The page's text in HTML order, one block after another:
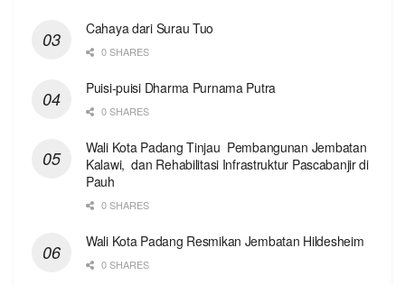
Cahaya dari Surau Tuo
0 SHARES
Puisi-puisi Dharma Purnama Putra
0 SHARES
Wali Kota Padang Tinjau Pembangunan Jembatan
Kalawi, dan Rehabilitasi Infrastruktur Pascabanjir di
Pauh
0 SHARES
Wali Kota Padang Resmikan Jembatan Hildesheim
0 SHARES